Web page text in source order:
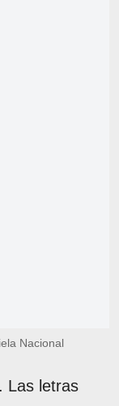
Nacional
. Las letras